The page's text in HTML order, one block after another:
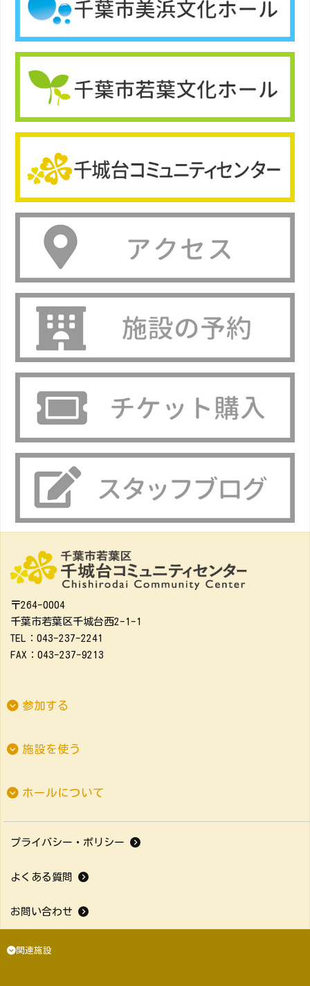
〒264-0004
千葉市若葉区千城台西2-1-1
TEL：043-237-2241
FAX：043-237-9213
参加する
施設を使う
ホールについて
プライバシー・ポリシー
よくある質問
お問い合わせ
関連施設